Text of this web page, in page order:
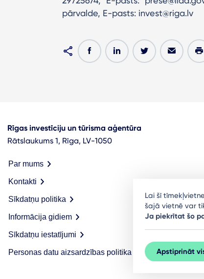
pārvalde, E-pasts: invest@riga.lv
Rīgas investīciju un tūrisma aģentūra
Rātslaukums 1, Rīga, LV-1050
Par mums
Kontakti
Sīkdatņu politika
Informācija gidiem
Sīkdatņu iestatījumi
Personas datu aizsardzības politika
Lai šī
šajā vietnē var
Ja piekrītat šo
Apstiprināt